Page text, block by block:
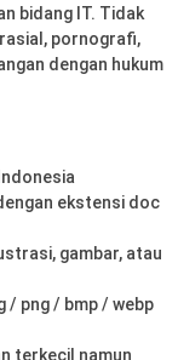
bidang IT. Tidak
pornografi,
dengan hukum
ekstensi doc
gambar, atau
/ png / bmp / ​​webp
terkecil namun